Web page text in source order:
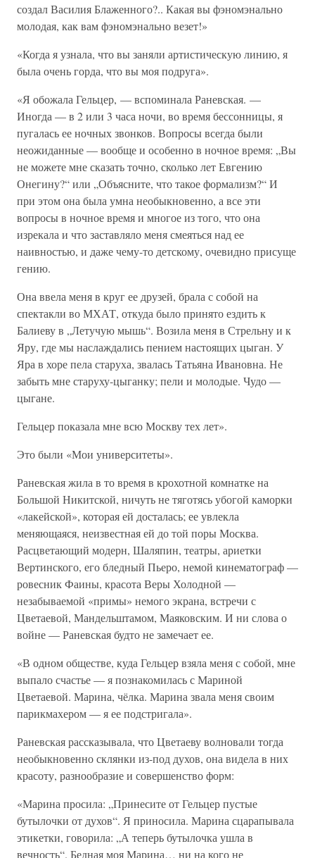
создал Василия Блаженного?.. Какая вы фэномэнально
молодая, как вам фэномэнально везет!»
«Когда я узнала, что вы заняли артистическую линию, я
была очень горда, что вы моя подруга».
«Я обожала Гельцер, — вспоминала Раневская. —
Иногда — в 2 или 3 часа ночи, во время бессонницы, я
пугалась ее ночных звонков. Вопросы всегда были
неожиданные — вообще и особенно в ночное время: „Вы
не можете мне сказать точно, сколько лет Евгению
Онегину?“ или „Объясните, что такое формализм?“ И
при этом она была умна необыкновенно, а все эти
вопросы в ночное время и многое из того, что она
изрекала и что заставляло меня смеяться над ее
наивностью, и даже чему-то детскому, очевидно присуще
гению.
Она ввела меня в круг ее друзей, брала с собой на
спектакли во МХАТ, откуда было принято ездить к
Балиеву в „Летучую мышь“. Возила меня в Стрельну и к
Яру, где мы наслаждались пением настоящих цыган. У
Яра в хоре пела старуха, звалась Татьяна Ивановна. Не
забыть мне старуху-цыганку; пели и молодые. Чудо —
цыгане.
Гельцер показала мне всю Москву тех лет».
Это были «Мои университеты».
Раневская жила в то время в крохотной комнатке на
Большой Никитской, ничуть не тяготясь убогой каморки
«лакейской», которая ей досталась; ее увлекла
меняющаяся, неизвестная ей до той поры Москва.
Расцветающий модерн, Шаляпин, театры, ариетки
Вертинского, его бледный Пьеро, немой кинематограф —
ровесник Фаины, красота Веры Холодной —
незабываемой «примы» немого экрана, встречи с
Цветаевой, Мандельштамом, Маяковским. И ни слова о
войне — Раневская будто не замечает ее.
«В одном обществе, куда Гельцер взяла меня с собой, мне
выпало счастье — я познакомилась с Мариной
Цветаевой. Марина, чёлка. Марина звала меня своим
парикмахером — я ее подстригала».
Раневская рассказывала, что Цветаеву волновали тогда
необыкновенно склянки из-под духов, она видела в них
красоту, разнообразие и совершенство форм:
«Марина просила: „Принесите от Гельцер пустые
бутылочки от духов“. Я приносила. Марина сцарапывала
этикетки, говорила: „А теперь бутылочка ушла в
вечность“. Бедная моя Марина… ни на кого не